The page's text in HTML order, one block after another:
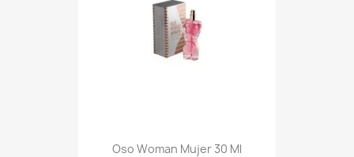
Oso Woman Mujer 30 Ml